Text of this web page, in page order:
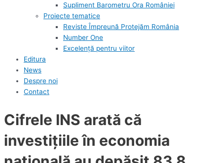
Supliment Barometru Ora României
Proiecte tematice
Reviste Împreună Protejăm România
Number One
Excelență pentru viitor
Editura
News
Despre noi
Contact
Cifrele INS arată că
investiţiile în economia